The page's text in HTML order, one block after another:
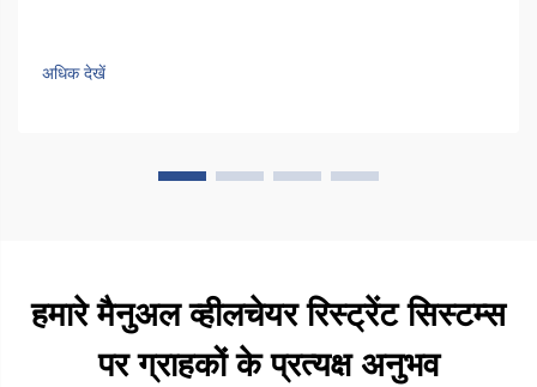
अधिक देखें
हमारे मैनुअल व्हीलचेयर रिस्ट्रेंट सिस्टम्स
पर ग्राहकों के प्रत्यक्ष अनुभव